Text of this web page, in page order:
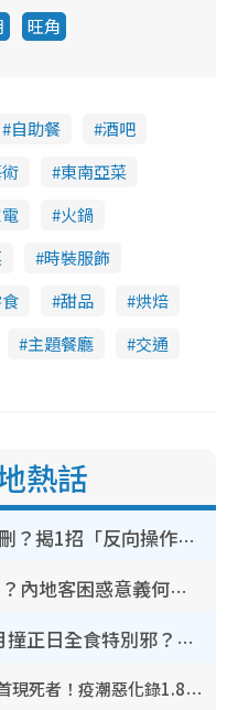
旺角
自助餐
酒吧
東南亞菜
火鍋
時裝服飾
甜品
烘焙
主題餐廳
交通
熱話
WhatsApp預設貼圖點刪？揭1招「反向操作」還原簡潔介面 附3步實測教學
香港山邊鐵閘邊門大開？內地客困惑意義何在！網民神回覆：呢種叫法理性防禦
鬼門開2026｜農曆七月撞正日全食特別邪？專家警告切忌做一事！揭4大禁忌+2招保平安
奪命寄生蟲｜食生菜狂瀉首現死者！疫潮惡化錄1.8萬宗病例 揭洗菜3大謬誤